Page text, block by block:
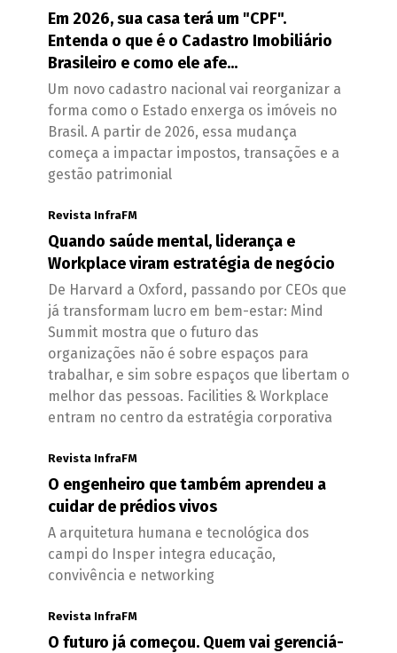
Em 2026, sua casa terá um "CPF".
Entenda o que é o Cadastro Imobiliário
Brasileiro e como ele afe...
Um novo cadastro nacional vai reorganizar a
forma como o Estado enxerga os imóveis no
Brasil. A partir de 2026, essa mudança
começa a impactar impostos, transações e a
gestão patrimonial
Revista InfraFM
Quando saúde mental, liderança e
Workplace viram estratégia de negócio
De Harvard a Oxford, passando por CEOs que
já transformam lucro em bem-estar: Mind
Summit mostra que o futuro das
organizações não é sobre espaços para
trabalhar, e sim sobre espaços que libertam o
melhor das pessoas. Facilities & Workplace
entram no centro da estratégia corporativa
Revista InfraFM
O engenheiro que também aprendeu a
cuidar de prédios vivos
A arquitetura humana e tecnológica dos
campi do Insper integra educação,
convivência e networking
Revista InfraFM
O futuro já começou. Quem vai gerenciá-